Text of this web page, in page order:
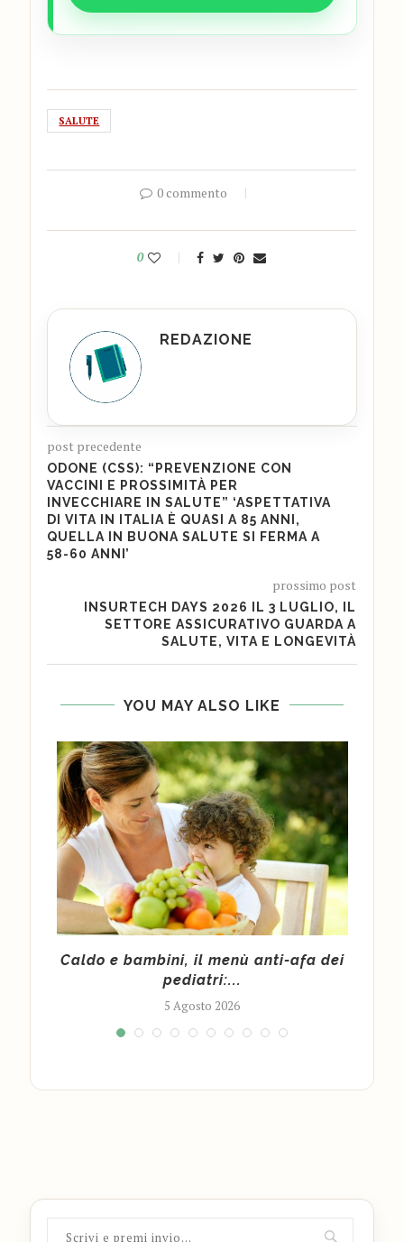
SALUTE
0 commento
0
REDAZIONE
post precedente
ODONE (CSS): “PREVENZIONE CON
VACCINI E PROSSIMITÀ PER
INVECCHIARE IN SALUTE” ‘ASPETTATIVA
DI VITA IN ITALIA È QUASI A 85 ANNI,
QUELLA IN BUONA SALUTE SI FERMA A
58-60 ANNI’
prossimo post
INSURTECH DAYS 2026 IL 3 LUGLIO, IL
SETTORE ASSICURATIVO GUARDA A
SALUTE, VITA E LONGEVITÀ
YOU MAY ALSO LIKE
Caldo e bambini, il menù anti-afa dei
pediatri:...
5 Agosto 2026